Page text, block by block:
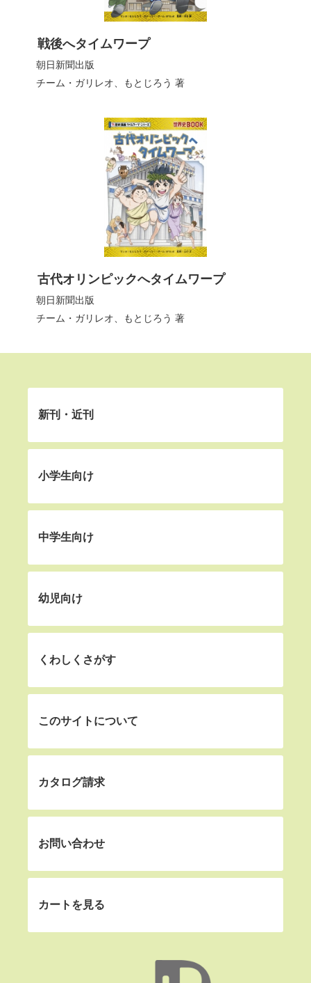
戦後へタイムワープ
朝日新聞出版
チーム・ガリレオ、もとじろう 著
古代オリンピックへタイムワープ
朝日新聞出版
チーム・ガリレオ、もとじろう 著
新刊・近刊
小学生向け
中学生向け
幼児向け
くわしくさがす
このサイトについて
カタログ請求
お問い合わせ
カートを見る